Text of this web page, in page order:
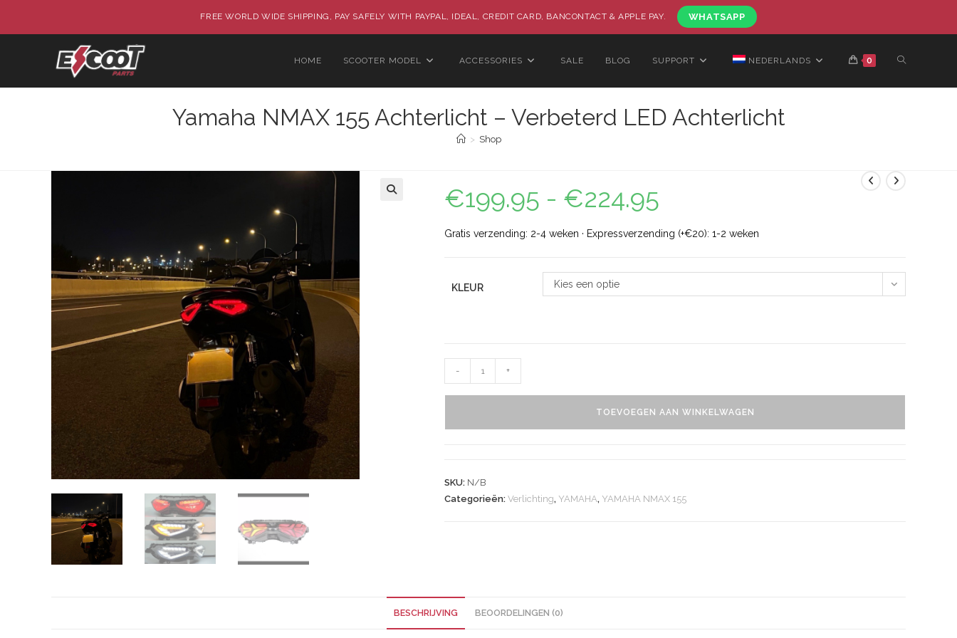
FREE WORLD WIDE SHIPPING, PAY SAFELY WITH PAYPAL, IDEAL, CREDIT CARD, BANCONTACT & APPLE PAY. WHATSAPP
HOME SCOOTER MODEL ACCESSORIES SALE BLOG SUPPORT NEDERLANDS 0
Yamaha NMAX 155 Achterlicht – Verbeterd LED Achterlicht
> Shop
€199.95 - €224.95
Gratis verzending: 2-4 weken · Expressverzending (+€20): 1-2 weken
KLEUR Kies een optie
- +
TOEVOEGEN AAN WINKELWAGEN
SKU: N/B
Categorieën: Verlichting, YAMAHA, YAMAHA NMAX 155
BESCHRIJVING BEOORDELINGEN (0)